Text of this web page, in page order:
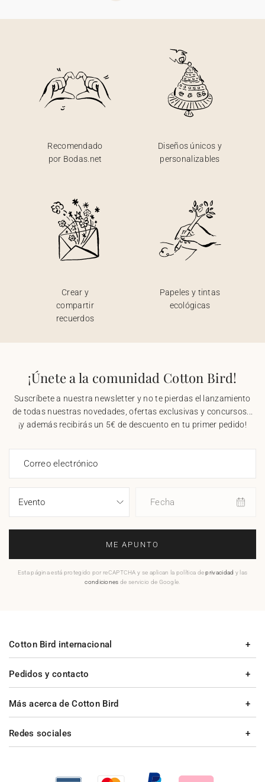
Recomendado
por Bodas.net
Diseños únicos y
personalizables
Crear y
compartir
recuerdos
Papeles y tintas
ecológicas
¡Únete a la comunidad Cotton Bird!
Suscríbete a nuestra newsletter y no te pierdas el lanzamiento
de todas nuestras novedades, ofertas exclusivas y concursos...
¡y además recibirás un 5€ de descuento en tu primer pedido!
Correo electrónico
Fecha
ME APUNTO
Esta página está protegido por reCAPTCHA y se aplican la política deprivacidad y las
condiciones de servicio de Google.
Pedidos y contacto
Más acerca de Cotton Bird
Cotton Bird internacional
Redes sociales